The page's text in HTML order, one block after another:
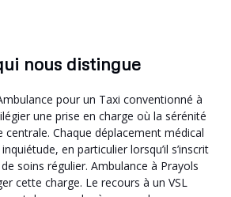
nous distingue
pour un Taxi conventionné à
une prise en charge où la sérénité
centrale. Chaque déplacement médical
en particulier lorsqu’il s’inscrit
soins régulier. Ambulance à Prayols
cette charge. Le recours à un VSL